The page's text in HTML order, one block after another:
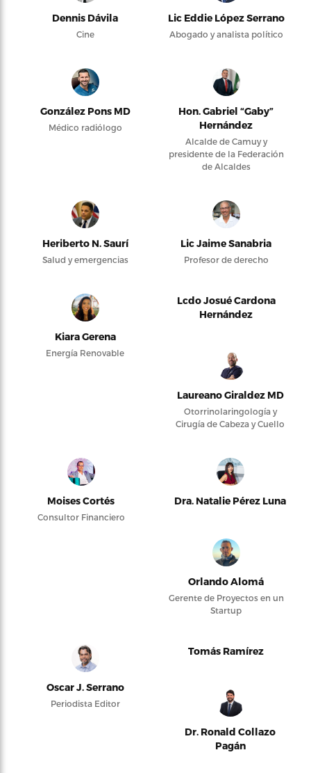
Dennis Dávila
Cine
Lic Eddie López Serrano
Abogado y analista político
González Pons MD
Médico radiólogo
Hon. Gabriel “Gaby”
Hernández
Alcalde de Camuy y
presidente de la Federación
de Alcaldes
Heriberto N. Saurí
Salud y emergencias
Lic Jaime Sanabria
Profesor de derecho
Kiara Gerena
Energía Renovable
Lcdo Josué Cardona
Hernández
Laureano Giraldez MD
Otorrinolaringología y
Cirugía de Cabeza y Cuello
Moises Cortés
Consultor Financiero
Dra. Natalie Pérez Luna
Orlando Alomá
Gerente de Proyectos en un
Startup
Oscar J. Serrano
Periodista Editor
Tomás Ramírez
Dr. Ronald Collazo
Pagán